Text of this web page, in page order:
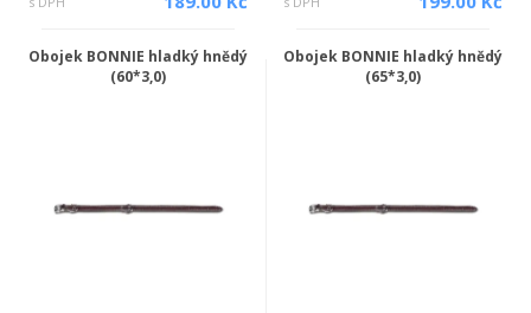
Obojek BONNIE hladký hnědý
(60*3,0)
Obojek BONNIE hladký hnědý
(65*3,0)